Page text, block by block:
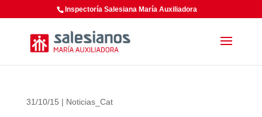
Inspectoría Salesiana María Auxiliadora
31/10/15 | Noticias_Cat